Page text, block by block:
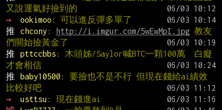
又說運氣好撿到的
→
ookimoo : 可以進反彈多單了
推
chcony : http://i.imgur.com/5wEwMpI.jpg 教友
們開始撿黃金了
推
pttccbbs : 木頭姊/Saylor喊BTC一顆100萬  白癡
才會相信
推
baby10500 : 要撿也不是不行 但現在錢給ai績效
比較好吧
→
usttsu : 現在錢進ai